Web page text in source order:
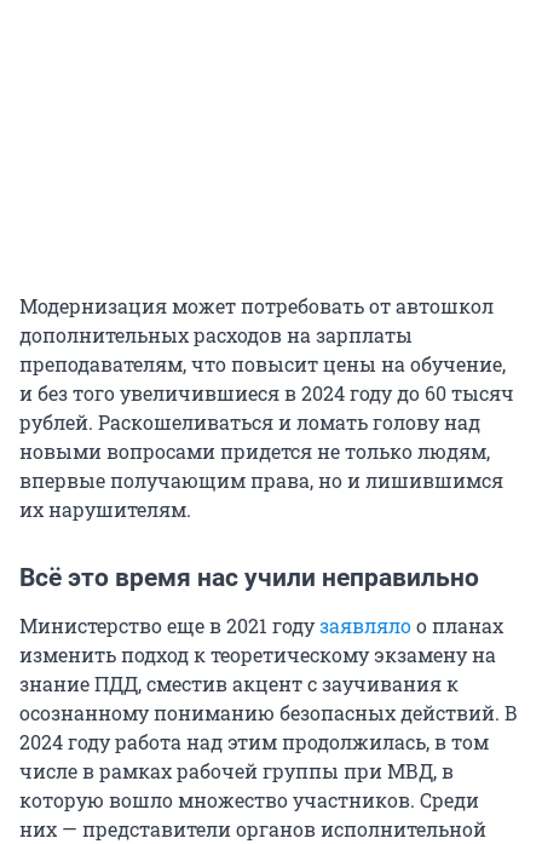
Модернизация может потребовать от автошкол
дополнительных расходов на зарплаты
преподавателям, что повысит цены на обучение,
и без того увеличившиеся в 2024 году до 60 тысяч
рублей. Раскошеливаться и ломать голову над
новыми вопросами придется не только людям,
впервые получающим права, но и лишившимся
их нарушителям.
Всё это время нас учили неправильно
Министерство еще в 2021 годузаявлялоо планах
изменить подход к теоретическому экзамену на
знание ПДД, сместив акцент с заучивания к
осознанному пониманию безопасных действий. В
2024 году работа над этим продолжилась, в том
числе в рамках рабочей группы при МВД, в
которую вошло множество участников. Среди
них — представители органов исполнительной